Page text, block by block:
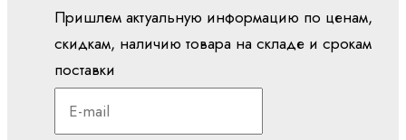
ctrlX
ctrlX
IPC
Пришлем актуальную информацию по ценам,
скидкам, наличию товара на складе и срокам
поставки